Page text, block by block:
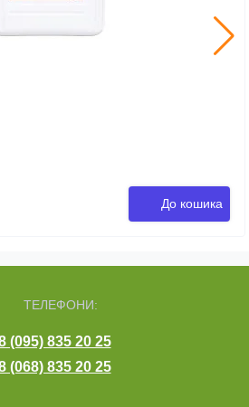
До кошика
ТЕЛЕФОНИ:
(095) 835 20 25
(068) 835 20 25